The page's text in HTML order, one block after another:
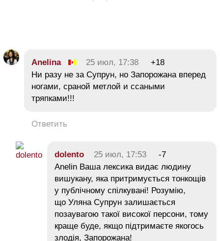
Anelina 25 июл, 17:38
+18
Ни разу не за Супрун, но Запорожана вперед
ногами, сраной метлой и ссаными
тряпками!!!
Ответить
dolento 25 июл, 17:53
-7
Anelin Ваша лексика видає людину
вишукану, яка притримується тонкощів
у публічному спілкувані! Розумію,
що Уляна Супрун залишається
позаувагою такої високої персони, тому
краще буде, якщо підтримаєте якогось
злодія, Запорожана!